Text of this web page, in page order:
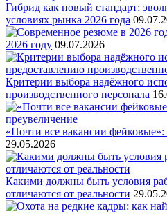
Гибрид как новый стандарт:
условиях рынка 2026 года
2026 году 09.07.2026
Критерии выбора надёжного
производственного персонала
«Почти все вакансии
29.05.2026
Какими должны быть условия
отличаются от реальности